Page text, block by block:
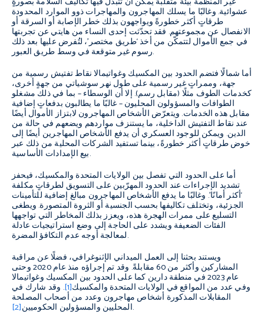
عشوائية. وغالبًا ما يسلك المهاجرون والمهاجرات ذوو الموارد المحدودة
طرقاتٍ أكثر خطورةً ويواجهون بذلك خطر الإصابة أو السرقة أو
الانفصال عن مجموعتهم. فقد تحدّثت إحدى النساء من هايتي عن تجربتها
في جمع الأموال لتتمكّن من أخذ ‘طريق مختصر’، لتُفرض عليها بعد ذلك
رسوم غير متوقعة في وسط طريق العبور.
أما شمالًا فتضم الحدود بين المكسيك وغواتيمالا نقاط تفتيش رسمية من
جهة، وممراتٍ غير رسمية على طول نهر سوشياتي من جهةٍ أخرى،
كخدمات الطوف مثلًا (مقابل رسم). إلا أن الوسطاء – بما في ذلك مشغلو
الطوافات والمسؤولون المحليون – غالبًا ما يطالبون بدفعاتٍ إضافية
مقابل هذه الخدمات. ويتعرّض الأشخاص المهاجرون لابتزاز الأموال أيضًا
عند نقاط التفتيش الداخلية، ما يستنزف مواردهم ويضعهم في حالة من
الدين. ويمكن للوجود العسكري أن يدفع الأشخاص المهاجرين أيضًا إلى
خوض طرقاتٍ أكثر خطورةً، بينما تستفيد الشركات المحلية من ذلك عبر
بيع الإمدادات الأساسية.
أما على الحدود التي تفصل بين الولايات المتحدة والمكسيك، فيحفز
تشديد الإجراءات عند الحدود المهرّبين على التسويق لطرقاتٍ مكلفة
‘أكثر أمانًا’. وغالبًا ما يدفع الأشخاص المهاجرون مبالغ إضافية للتأمينات
الجزئية، وتختلف تكاليفها بحسب الجنسية أو الثروة المتصورة. ويطغى
التسليع على ممرات الهجرة هذه، ويعزز بذلك المخاطر التي تواجهها
الفئات الضعيفة ويشدد على الحاجة إلى وضع استراتيجيات عادلة
لمعالجة أوجه عدم التكافؤ المضرة.
ويستند بحثنا إلى العمل الميداني الإثنوغرافي، فضلًا عن مراقبة
المشاركين وأكثر من 60 مقابلةً. وقد تم إجراؤه منذ عام 2020 وحتى
عام 2023 في منطقة دارين كما على الحدود بين المكسيك وغواتيمالا
وفي عدد من المواقع في الولايات المتحدة والمكسيك[1] . وقد شارك في
المقابلات المذكورة أشخاص مهاجرون وعدد من أصحاب المصلحة
المحليين والمسؤولين الحكوميين[2] .